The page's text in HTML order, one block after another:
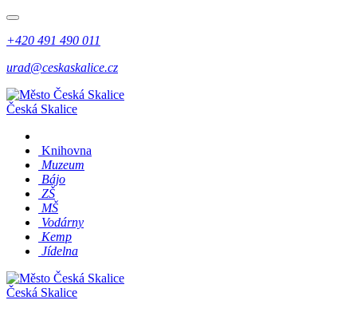
+420 491 490 011
urad@ceskaskalice.cz
Česká Skalice
Knihovna
Muzeum
Bájo
ZŠ
MŠ
Vodárny
Kemp
Jídelna
Česká Skalice